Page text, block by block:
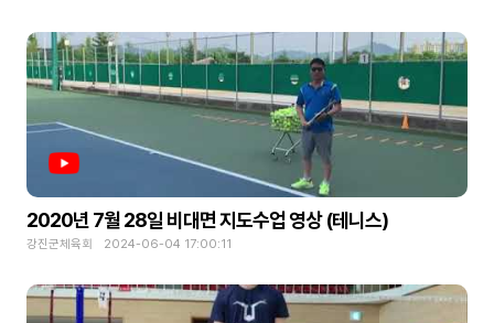
2020년 7월 28일 비대면 지도수업 영상 (테니스)
강진군체육회 2024-06-04 17:00:11